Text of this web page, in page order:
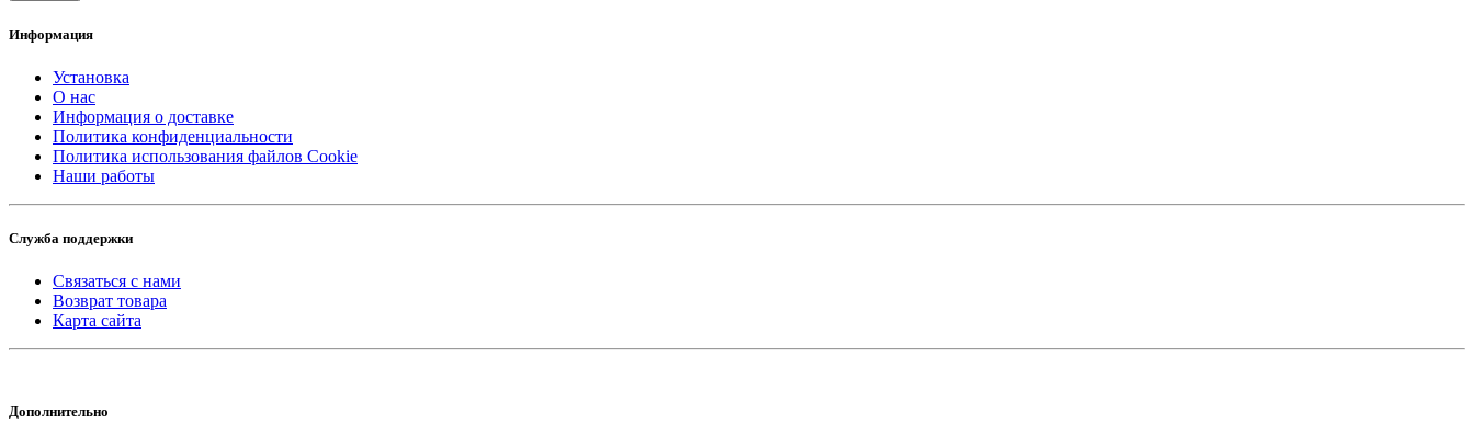
Информация
Установка
О нас
Информация о доставке
Политика конфиденциальности
Политика использования файлов Cookie
Наши работы
Служба поддержки
Связаться с нами
Возврат товара
Карта сайта
Дополнительно